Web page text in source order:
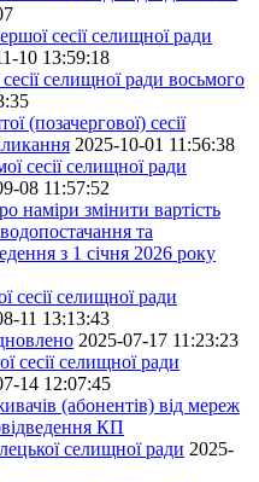
сесії селищної ради
10 13:59:18
селищної ради восьмого
(позачергової) сесії
2025-10-01 11:56:38
сесії селищної ради
08 11:57:52
наміри змінити вартість
та
з 1 січня 2026 року
сесії селищної ради
11 13:13:43
2025-07-17 11:23:23
сесії селищної ради
14 12:07:45
(абонентів) від мереж
КП
селищної ради 2025-